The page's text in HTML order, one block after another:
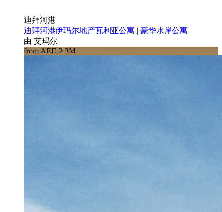
迪拜河港
迪拜河港伊玛尔地产瓦利亚公寓 | 豪华水岸公寓
由 艾玛尔
from AED 2.3M